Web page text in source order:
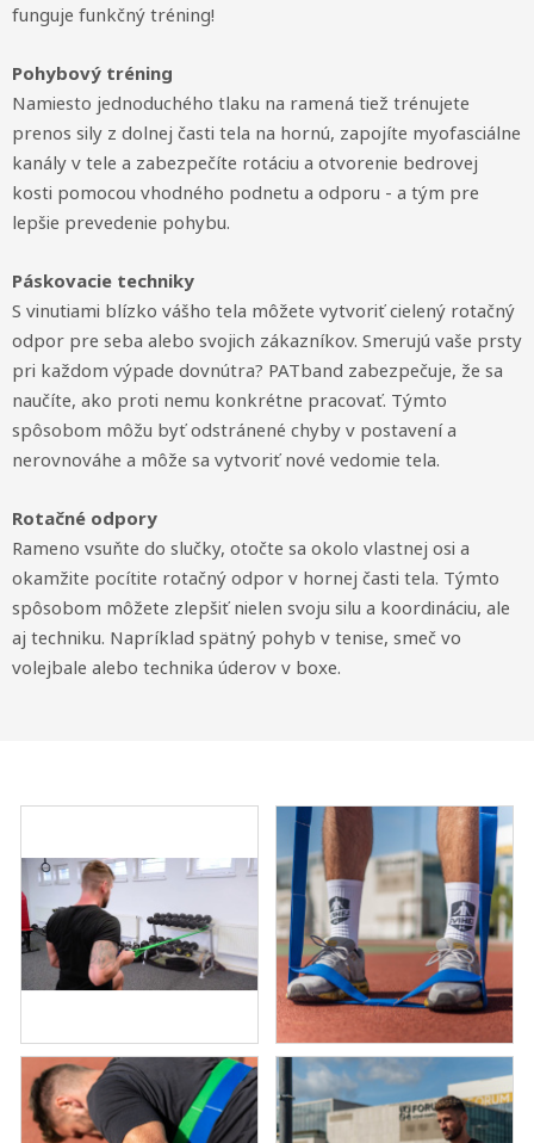
funguje funkčný tréning!
Pohybový tréning
Namiesto jednoduchého tlaku na ramená tiež trénujete
prenos sily z dolnej časti tela na hornú, zapojíte myofasciálne
kanály v tele a zabezpečíte rotáciu a otvorenie bedrovej
kosti pomocou vhodného podnetu a odporu - a tým pre
lepšie prevedenie pohybu.
Páskovacie techniky
S vinutiami blízko vášho tela môžete vytvoriť cielený rotačný
odpor pre seba alebo svojich zákazníkov. Smerujú vaše prsty
pri každom výpade dovnútra? PATband zabezpečuje, že sa
naučíte, ako proti nemu konkrétne pracovať. Týmto
spôsobom môžu byť odstránené chyby v postavení a
nerovnováhe a môže sa vytvoriť nové vedomie tela.
Rotačné odpory
Rameno vsuňte do slučky, otočte sa okolo vlastnej osi a
okamžite pocítite rotačný odpor v hornej časti tela. Týmto
spôsobom môžete zlepšiť nielen svoju silu a koordináciu, ale
aj techniku. Napríklad spätný pohyb v tenise, smeč vo
volejbale alebo technika úderov v boxe.